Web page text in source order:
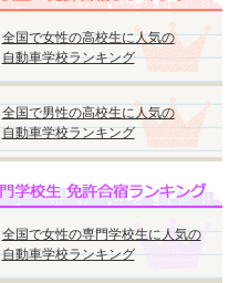
全国で女性の高校生に人気の
自動車学校ランキング
全国で男性の高校生に人気の
自動車学校ランキング
全国で女性の専門学校生に人気の
自動車学校ランキング